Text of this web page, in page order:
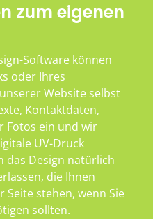
zum eigenen
Software können
oder Ihres
Website selbst
Kontaktdaten,
Fotos ein und wir
UV-Druck
das Design natürlich
die Ihnen
Seite stehen, wenn Sie
sollten.